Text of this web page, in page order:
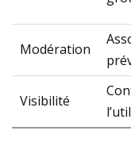
Modération
Visibilité